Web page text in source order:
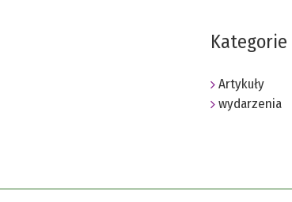
Kategorie
Artykuły
wydarzenia